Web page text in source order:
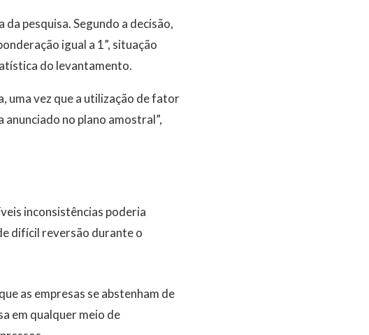
pesquisa. Segundo a decisão,
igual a 1”, situação
do levantamento.
uma vez que a utilização de fator
no plano amostral”,
inconsistências poderia
difícil reversão durante o
as empresas se abstenham de
em qualquer meio de